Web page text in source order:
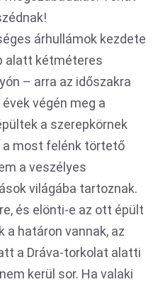
árhullámok kezdete
alatt kétméteres
– arra az időszakra
végén meg a
a szerepkörnek
a most felénk törtető
a veszélyes
világába tartoznak.
és elönti-e az ott épült
a határon vannak, az
a Dráva-torkolat alatti
kerül sor. Ha valaki